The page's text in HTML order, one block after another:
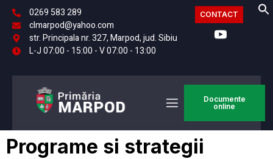
0269 583 289
clmarpod@yahoo.com
str. Principala nr. 327, Marpod, jud. Sibiu
L-J 07:00 - 15:00 - V 07:00 - 13:00
CONTACT
Documente
online
Programe si strategii